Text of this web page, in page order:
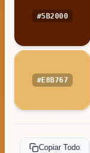
#5B2000
#E8B767
Copiar Todo